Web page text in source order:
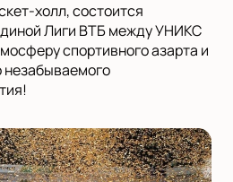
холл, состоится
Лиги ВТБ между УНИКС
спортивного азарта и
незабываемого